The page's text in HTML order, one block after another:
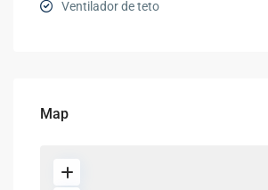
Ventilador de teto
Map